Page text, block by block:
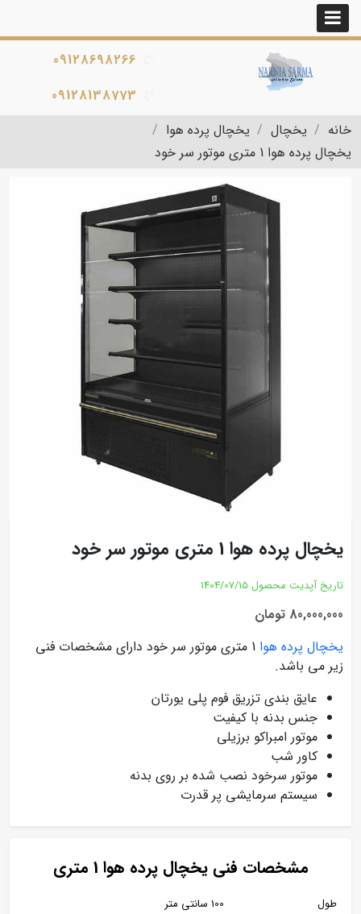
09128698266
09128138773
خانه
یخچال
یخچال پرده هوا
یخچال پرده هوا 1 متری موتور سر خود
یخچال پرده هوا 1 متری موتور سر خود
تاریخ آپدیت محصول 1404/07/15
80,000,000 تومان
یخچال پرده هوا
1 متری موتور سر خود دارای مشخصات فنی
زیر می باشد.
عایق بندی تزریق فوم پلی یورتان
جنس بدنه با کیفیت
موتور امبراکو برزیلی
کاور شب
موتور سرخود نصب شده بر روی بدنه
سیستم سرمایشی پر قدرت
مشخصات فنی یخچال پرده هوا 1 متری
طول
100 سانتی متر